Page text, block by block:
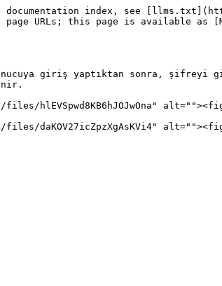
documentation index, see
page URLs; this page is available
giriş yaptıktan sonra,
hlEVSpwd8KB6hJOJwOna"